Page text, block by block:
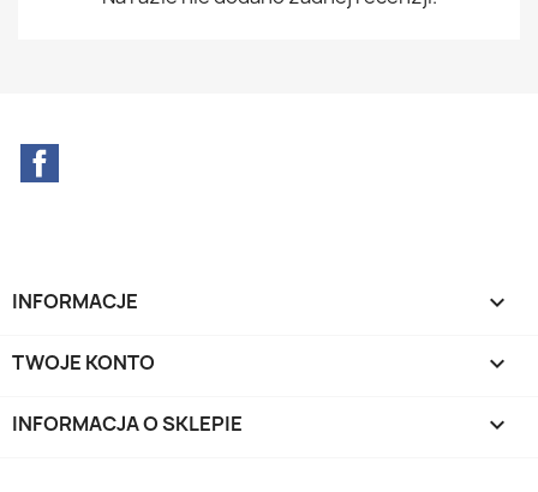
INFORMACJE 
TWOJE KONTO 
INFORMACJA O SKLEPIE keyboard_arrow_down